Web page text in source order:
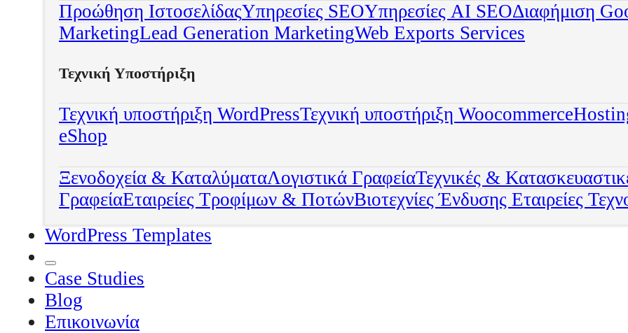
Προώθηση ΙστοσελίδαςΥπηρεσίες SEOΥπηρεσίες AI SEOΔιαφήμιση
MarketingLead Generation MarketingWeb Exports Services
Τεχνική Υποστήριξη
Τεχνική υποστήριξη WordPressΤεχνική υποστήριξη Woocommerce
eShop
Ξενοδοχεία & ΚαταλύματαΛογιστικά ΓραφείαΤεχνικές &
ΓραφείαΕταιρείες Τροφίμων & ΠοτώνΒιοτεχνίες Ένδυσης Εταιρείες
WordPress Templates
Case Studies
Blog
Επικοινωνία